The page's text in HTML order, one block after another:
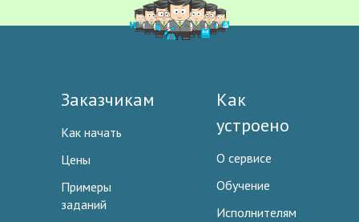
Заказчикам
Как начать
Цены
Примеры
заданий
Как
устроено
О сервисе
Обучение
Исполнителям